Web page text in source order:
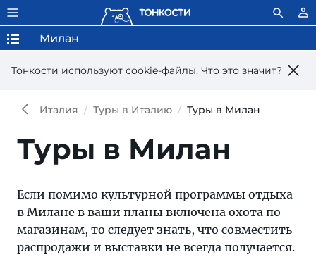
Тонкости используют сookie-файлы. Что это значит?
Милан
Италия Туры в Италию Туры в Милан
Туры в Милан
Если помимо культурной программы отдыха
в Милане в ваши планы включена охота по
магазинам, то следует знать, что совместить
распродажи и выставки не всегда получается.